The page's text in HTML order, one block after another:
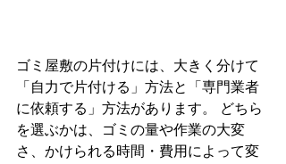
ゴミ屋敷の片付けには、大きく分けて
「自力で片付ける」方法と「専門業者
に依頼する」方法があります。 どちら
を選ぶかは、ゴミの量や作業の大変
さ、かけられる時間・費用によって変